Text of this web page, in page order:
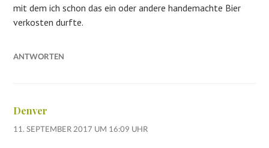
mit dem ich schon das ein oder andere handemachte Bier
verkosten durfte.
ANTWORTEN
Denver
11. SEPTEMBER 2017 UM 16:09 UHR